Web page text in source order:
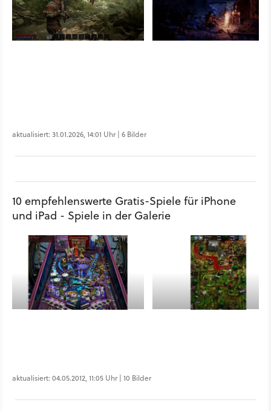
aktualisiert: 31.01.2026, 14:01 Uhr | 6 Bilder
10 empfehlenswerte Gratis-Spiele für iPhone
und iPad - Spiele in der Galerie
aktualisiert: 04.05.2012, 11:05 Uhr | 10 Bilder